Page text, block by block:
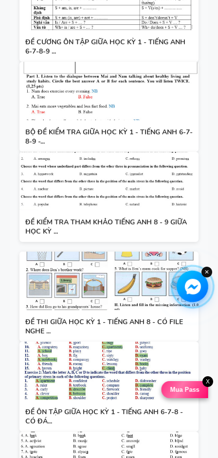
ĐỀ CƯƠNG ÔN TẬP GIỮA HỌC KỲ 1 - TIẾNG ANH
6-7-8-9 ...
BỘ ĐỀ KIỂM TRA GIỮA HỌC KỲ 1 - TIẾNG ANH 6-7-
8-9 -...
ĐỀ KIỂM TRA THAM KHẢO TIẾNG ANH 8 - 9 GIỮA
HỌC KỲ ...
ĐỀ THI GIỮA HỌC KỲ 1 - TIẾNG ANH 8 - CÓ FILE
NGHE ...
ĐỀ ÔN TẬP GIỮA HỌC KỲ 1 - TIẾNG ANH 6-7-8 -
CÓ ĐÁ...
Mua Pass
X
✕